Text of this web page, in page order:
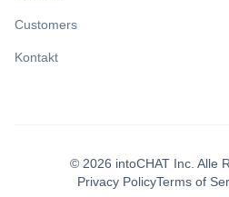
Customers
Kontakt
© 2026 intoCHAT Inc. Alle
Privacy PolicyTerms of